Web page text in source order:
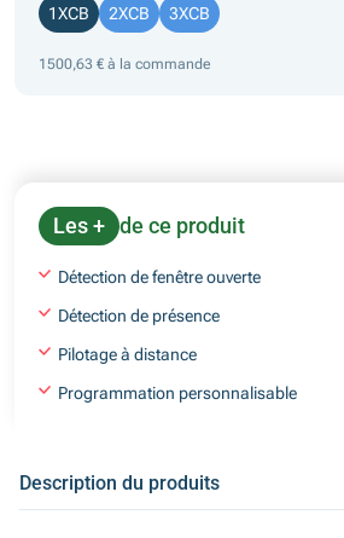
1XCB 2XCB 3XCB
1500,63 € à la commande
Les + de ce produit
Détection de fenêtre ouverte
Détection de présence
Pilotage à distance
Programmation personnalisable
Description du produits